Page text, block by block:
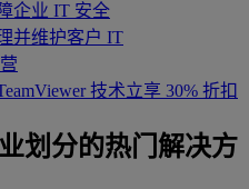
企业 IT 安全
并维护客户 IT
技术立享 30% 折扣
划分的热门解决方